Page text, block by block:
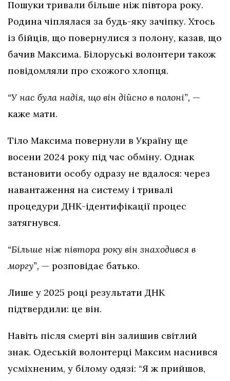
Пошуки тривали більше ніж півтора року.
Родина чіплялася за будь-яку зачіпку. Хтось
із бійців, що повернулися з полону, казав, що
бачив Максима. Білоруські волонтери також
повідомляли про схожого хлопця.
“У нас була надія, що він дійсно в полоні”, —
каже мати.
Тіло Максима повернули в Україну ще
восени 2024 року під час обміну. Однак
встановити особу одразу не вдалося: через
навантаження на систему і тривалі
процедури ДНК-ідентифікації процес
затягнувся.
“Більше ніж півтора року він знаходився в
моргу”, — розповідає батько.
Лише у 2025 році результати ДНК
підтвердили: це він.
Навіть після смерті він залишив світлий
знак. Одеській волонтерці Максим наснився
усміхненим, у білому одязі: “Я ж прийшов,